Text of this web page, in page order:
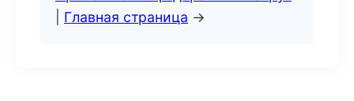
Главная страница →